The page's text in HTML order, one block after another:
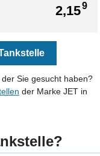
2,159
Sie gesucht haben?
der Marke JET in